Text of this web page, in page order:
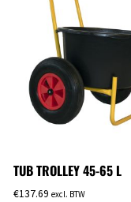
TUB TROLLEY 45-65 L
€137.69 excl. BTW